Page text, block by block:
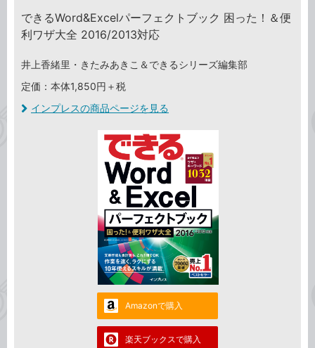
できるWord&Excelパーフェクトブック 困った！＆便
利ワザ大全 2016/2013対応
井上香緒里・きたみあきこ＆できるシリーズ編集部
定価：本体1,850円＋税
インプレスの商品ページを見る
Amazonで購入
楽天ブックスで購入